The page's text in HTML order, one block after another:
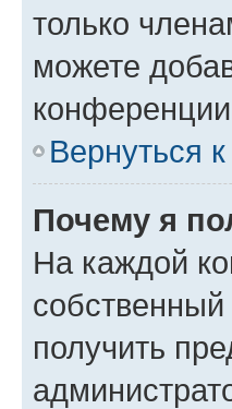
только
можете
Вернуться
Почему я
На каждой
получить